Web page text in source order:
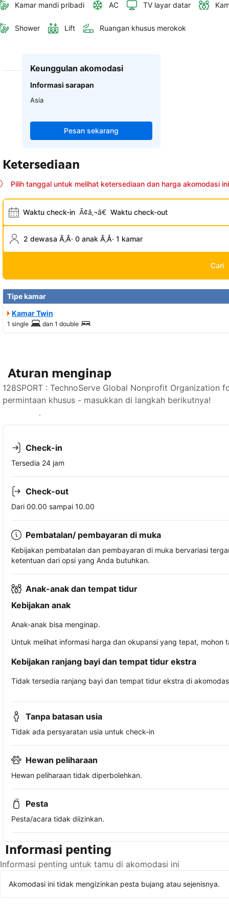
Kamar mandi pribadi AC TV layar datar
Shower Lift Ruangan khusus merokok
Keunggulan akomodasi
Informasi sarapan
Asia
Pesan sekarang
Ketersediaan
Pilih tanggal untuk melihat ketersediaan dan harga akomodasi ini
Waktu check-in Ã¢â‚¬â€ Waktu check-out
2 dewasa Ã‚Â· 0 anak Ã‚Â· 1 kamar
Cari
Tipe kamar
Kamar Twin
1 single dan 1 double
Aturan menginap
128SPORT : TechnoServe Global Nonprofit
permintaan khusus - masukkan di langkah berikutnya!
Lihat ketersediaan
Check-in
Tersedia 24 jam
Check-out
Dari 00.00 sampai 10.00
Pembatalan/ pembayaran di muka
Kebijakan pembatalan dan pembayaran di muka bervariasi
ketentuan dari opsi yang Anda butuhkan.
Anak-anak dan tempat tidur
Kebijakan anak
Anak-anak bisa menginap.
Untuk melihat informasi harga dan okupansi yang tepat,
Kebijakan ranjang bayi dan tempat tidur ekstra
Tidak tersedia ranjang bayi dan tempat tidur ekstra di
Tanpa batasan usia
Tidak ada persyaratan usia untuk check-in
Hewan peliharaan
Hewan peliharaan tidak diperbolehkan.
Pesta
Pesta/acara tidak diizinkan.
Informasi penting
Informasi penting untuk tamu di akomodasi ini
Akomodasi ini tidak mengizinkan pesta bujang atau sejenisnya.